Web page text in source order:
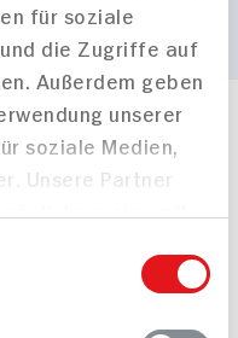
für soziale
die Zugriffe auf
Außerdem geben
unserer
soziale Medien,
Unsere Partner
im Rahmen